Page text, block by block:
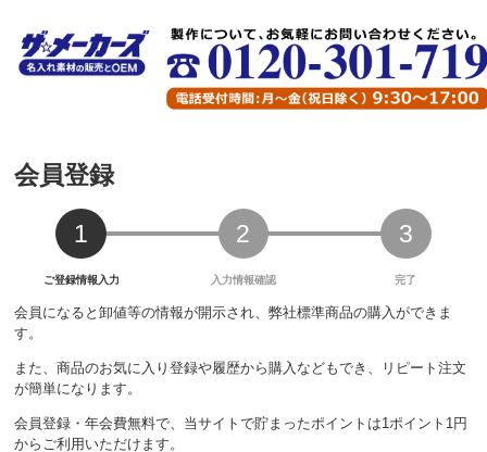
会員登録
会員になると卸値等の情報が開示され、弊社標準商品の購入ができま
す。
また、商品のお気に入り登録や履歴から購入などもでき、リピート注文
が簡単になります。
会員登録・年会費無料で、当サイトで貯まったポイントは1ポイント1円
からご利用いただけます。